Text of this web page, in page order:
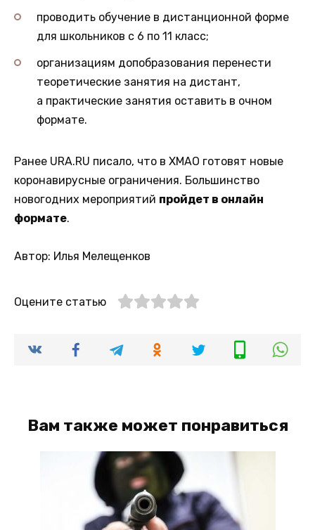
проводить обучение в дистанционной форме
для школьников с 6 по 11 класс;
организациям допобразования перенести
теоретические занятия на дистант,
а практические занятия оставить в очном
формате.
Ранее URA.RU писало, что в ХМАО готовят новые
коронавирусные ограничения. Большинство
новогодних мероприятий пройдет в онлайн
формате.
Автор: Илья Мелещенков
Оцените статью
Вам также может понравиться